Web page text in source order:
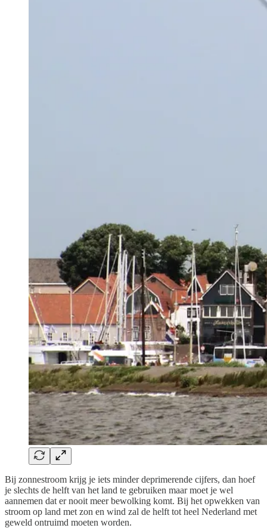
Bij zonnestroom krijg je iets minder deprimerende cijfers, dan hoef
je slechts de helft van het land te gebruiken maar moet je wel
aannemen dat er nooit meer bewolking komt. Bij het opwekken van
stroom op land met zon en wind zal de helft tot heel Nederland met
geweld ontruimd moeten worden.